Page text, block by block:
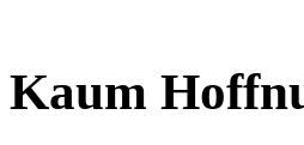
Kaum